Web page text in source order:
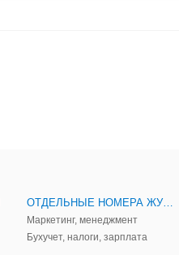
ОТДЕЛЬНЫЕ НОМЕРА ЖУРНАЛОВ
Маркетинг, менеджмент
Бухучет, налоги, зарплата